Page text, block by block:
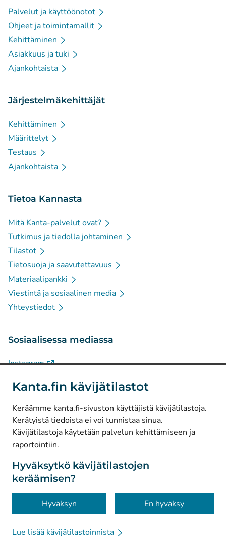
Kanta.fin kävijätilastot
Keräämme kanta.fi-sivuston käyttäjistä kävijätilastoja.
Kerätyistä tiedoista ei voi tunnistaa sinua.
Kävijätilastoja käytetään palvelun kehittämiseen ja
raportointiin.
Hyväksytkö kävijätilastojen
keräämisen?
Hyväksyn En hyväksy
Lue lisää kävijätilastoinnista
Palvelut ja käyttöönotot
Ohjeet ja toimintamallit
Kehittäminen
Asiakkuus ja tuki
Ajankohtaista
Järjestelmäkehittäjät
Kehittäminen
Määrittelyt
Testaus
Ajankohtaista
Tietoa Kannasta
Mitä Kanta-palvelut ovat?
Tutkimus ja tiedolla johtaminen
Tilastot
Tietosuoja ja saavutettavuus
Materiaalipankki
Viestintä ja sosiaalinen media
Yhteystiedot
Sosiaalisessa mediassa
Instagram(Avautuu uuteen välilehteen)
Facebook(Avautuu uuteen välilehteen)
© Kanta-Palvelut, Kansaneläkelaitos
Tietosuoja
Tietoa sivustosta
Saavutettavuus
Evästeet